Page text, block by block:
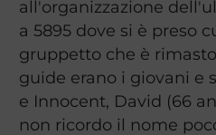
all'organizzazione
a 5895 dove si è preso
gruppetto che è
guide erano i giovani e
e Innocent, David (66
non ricordo il nome